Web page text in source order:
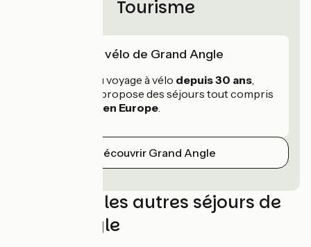
Tourisme
L'expertise vélo de Grand Angle
Spécialiste du voyage à vélo depuis 30 ans,
Grand Angle propose des séjours tout compris
en Europe.
Découvrir Grand Angle
Découvrez les autres séjours de
Grand Angle